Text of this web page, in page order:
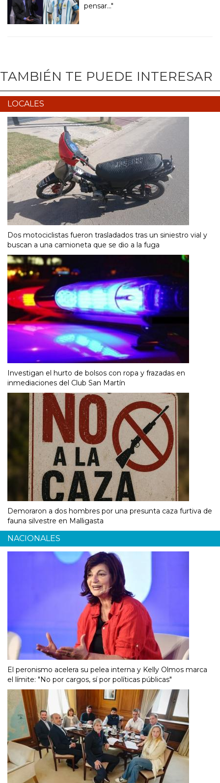
pensar..."
TAMBIÉN TE PUEDE INTERESAR
LOCALES
Dos motociclistas fueron trasladados tras un siniestro vial y
buscan a una camioneta que se dio a la fuga
Investigan el hurto de bolsos con ropa y frazadas en
inmediaciones del Club San Martín
Demoraron a dos hombres por una presunta caza furtiva de
fauna silvestre en Malligasta
NACIONALES
El peronismo acelera su pelea interna y Kelly Olmos marca
el límite: "No por cargos, sí por políticas públicas"